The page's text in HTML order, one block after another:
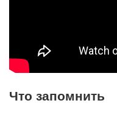
Что запомнить